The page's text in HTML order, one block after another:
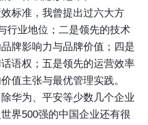
标准，我曾提出过六大方
行业地位；二是领先的技术
牌影响力与品牌价值；四是
语权；五是领先的运营效率
值主张与最优管理实践。
华为、平安等少数几个企业
界500强的中国企业还有很